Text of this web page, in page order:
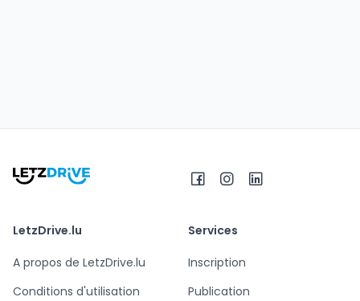
LetzDrive.lu
A propos de LetzDrive.lu
Conditions d'utilisation
Services
Inscription
Publication